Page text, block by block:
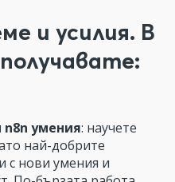
и усилия. В
умения: научете
най-добрите
с нови умения и